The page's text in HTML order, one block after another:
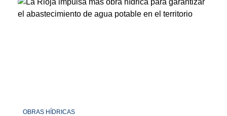
OBRAS HÍDRICAS